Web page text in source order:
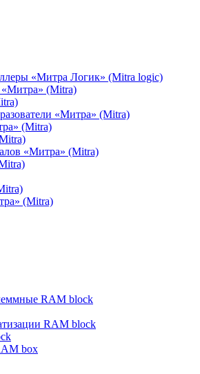
«Митра Логик» (Mitra logic)
(Mitra)
«Митра» (Mitra)
(Mitra)
«Митра» (Mitra)
(Mitra)
RAM block
RAM block
box